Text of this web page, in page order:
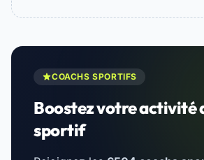
COACHS SPORTIFS
Boostez votre activité
sportif